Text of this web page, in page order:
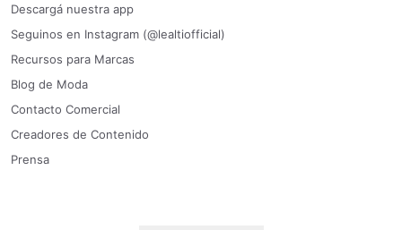
Descargá nuestra app
Seguinos en Instagram (@lealtiofficial)
Recursos para Marcas
Blog de Moda
Contacto Comercial
Creadores de Contenido
Prensa